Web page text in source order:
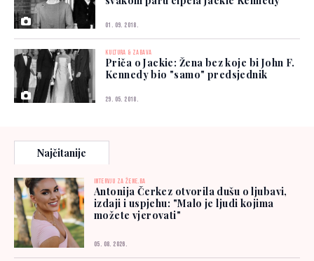
01. 09. 2018.
KULTURA & ZABAVA
Priča o Jackie: Žena bez koje bi John F.
Kennedy bio "samo" predsjednik
29. 05. 2018.
Najčitanije
INTERVJU ZA ŽENE.BA
Antonija Čerkez otvorila dušu o ljubavi,
izdaji i uspjehu: "Malo je ljudi kojima
možete vjerovati"
05. 08. 2026.